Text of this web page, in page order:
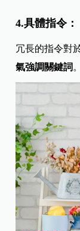
4.具體指令：
冗長的指令對
氣強調關鍵詞 。